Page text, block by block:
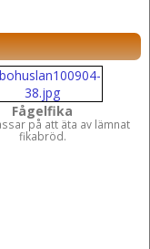
Fågelfika
på att äta av lämnat
fikabröd.